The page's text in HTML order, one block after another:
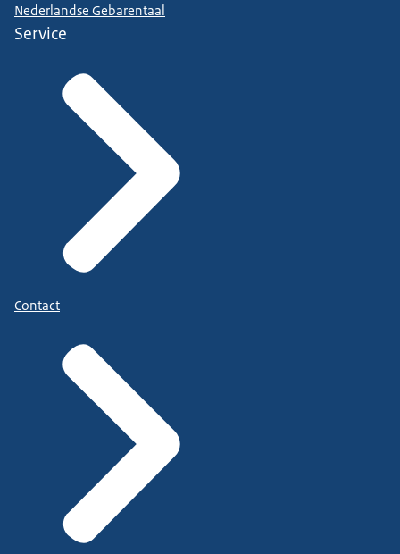
Nederlandse Gebarentaal
Service
Contact